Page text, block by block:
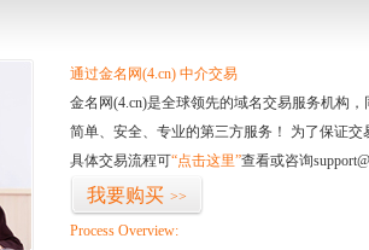
通过金名网(4.cn) 中介交易
金名网(4.cn)是全球领先的域名交易服务机构
简单、安全、专业的第三方服务！ 为了保证
具体交易流程可“点击这里”查看或咨询
我要购买 >>
Process Overview: